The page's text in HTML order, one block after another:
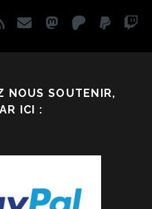
rss emailmastodon
patreon
NOUS SOUTENIR,
ICI :